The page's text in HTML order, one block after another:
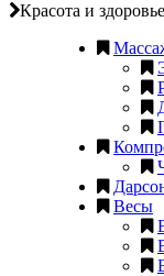
Красота и здоровье
Весы